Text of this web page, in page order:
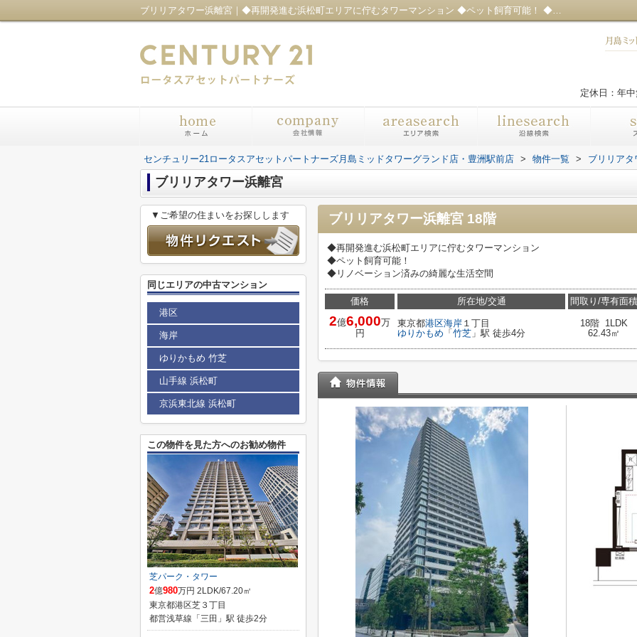
ブリリアタワー浜離宮｜◆再開発進む浜松町エリアに佇むタワーマンション ◆ペット飼育可能！ ◆リノベーション済みの綺麗な生活空間｜センチュリー21ロータスアセットパートナーズ月島ミッドタワーグランド店・豊洲駅前店
定休日：年
センチュリー21ロータスアセットパートナーズ月島ミッドタワーグランド店・豊洲駅前店 > 物件一覧 > ブリリア
ブリリアタワー浜離宮
ブリリアタワー浜離宮 18階
◆再開発進む浜松町エリアに佇むタワーマンション
◆ペット飼育可能！
◆リノベーション済みの綺麗な生活空間
価格
2億6,000万
円
所在地/交通
東京都港区海岸 １丁目
ゆりかもめ 「 竹芝 」駅 徒歩4分
間取り/専有面積
18階 1LDK
62.43㎡
▼ご希望の住まいをお探しします
同じエリアの中古マンション
港区
海岸
ゆりかもめ 竹芝
山手線 浜松町
京浜東北線 浜松町
この物件を見た方へのお勧め物件
芝パーク・タワー
2億980万円 2LDK/67.20㎡
東京都港区芝３丁目
都営浅草線「三田」駅 徒歩2分